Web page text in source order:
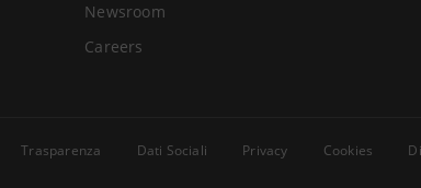
Newsroom
Careers
Trasparenza Dati Sociali Privacy Cookies